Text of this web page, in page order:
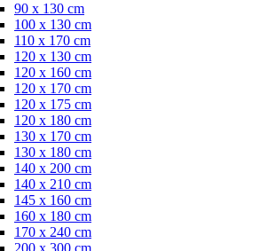
90 x 130 cm
100 x 130 cm
110 x 170 cm
120 x 130 cm
120 x 160 cm
120 x 170 cm
120 x 175 cm
120 x 180 cm
130 x 170 cm
130 x 180 cm
140 x 200 cm
140 x 210 cm
145 x 160 cm
160 x 180 cm
170 x 240 cm
200 x 300 cm